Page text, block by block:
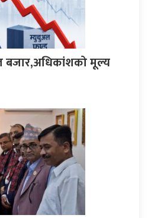
बजार,अधिकांशको मूल्य